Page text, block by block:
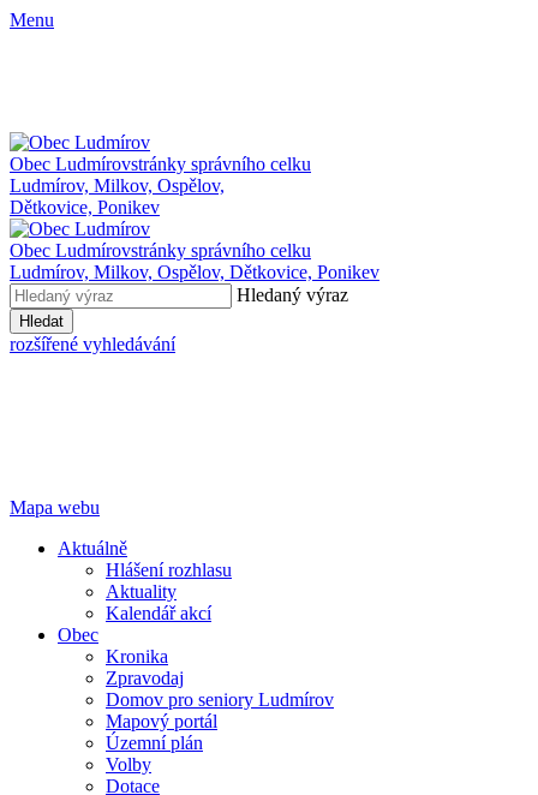
Menu
Obec Ludmírovstránky správního celku
Ludmírov, Milkov, Ospělov,
Dětkovice, Ponikev
Obec Ludmírovstránky správního celku
Ludmírov, Milkov, Ospělov, Dětkovice, Ponikev
Hledaný výraz
Hledat
rozšířené vyhledávání
Mapa webu
Aktuálně
Hlášení rozhlasu
Aktuality
Kalendář akcí
Obec
Kronika
Zpravodaj
Domov pro seniory Ludmírov
Mapový portál
Územní plán
Volby
Dotace